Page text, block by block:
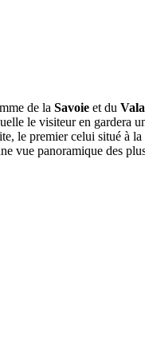
de la Savoie et du
le visiteur en gardera
le premier celui situé à la
vue panoramique des